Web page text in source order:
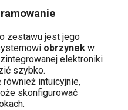
zestawu jest jego
obrzynek w
elektroniki
szybko.
intuicyjnie,
skonfigurować